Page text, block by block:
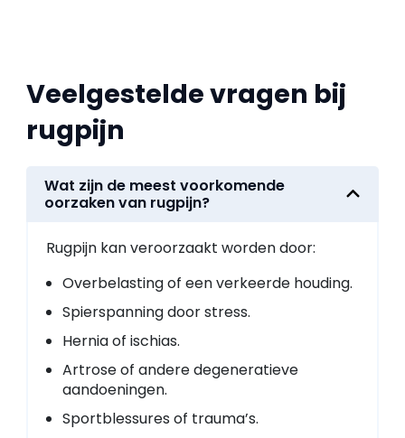
Veelgestelde vragen bij
rugpijn
Wat zijn de meest voorkomende
oorzaken van rugpijn?
Rugpijn kan veroorzaakt worden door:
Overbelasting of een verkeerde houding.
Spierspanning door stress.
Hernia of ischias.
Artrose of andere degeneratieve
aandoeningen.
Sportblessures of trauma’s.